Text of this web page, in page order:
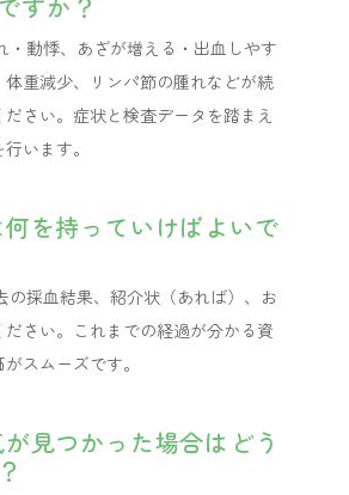
すか？
・動悸、あざが増える・出血しやす
体重減少、リンパ節の腫れなどが続
ださい。症状と検査データを踏まえ
います。
を持っていけばよいで
の採血結果、紹介状（あれば）、お
さい。これまでの経過が分かる資
スムーズです。
見つかった場合はどう